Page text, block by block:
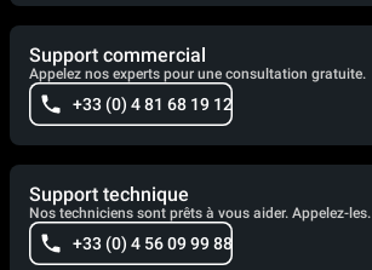
Support commercial
Appelez nos experts pour une consultation gratuite.
+33 (0) 4 81 68 19 12
Support technique
Nos techniciens sont prêts à vous aider. Appelez-les.
+33 (0) 4 56 09 99 88